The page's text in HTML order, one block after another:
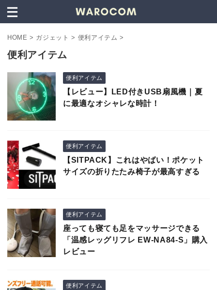
HOME > ガジェット > 便利アイテム >
便利アイテム
便利アイテム
【レビュー】LED付きUSB扇風機｜夏
に最適なオシャレな時計！
便利アイテム
【SITPACK】これはやばい！ポケット
サイズの折りたたみ椅子が最高すぎる
便利アイテム
座っても寝ても足をマッサージできる
「温感レッグリフレ EW-NA84-S」購入
レビュー
便利アイテム